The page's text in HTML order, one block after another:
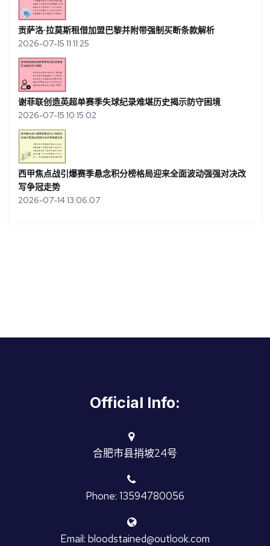
贡萨洛·拉莫斯租借加盟巴黎并附带强制买断条款解析
2026-07-15 11:11:25
谢菲联创造英超单赛季失球纪录难堪历史揭示防守困境
2026-07-15 10:15:02
西甲焦点战引爆赛季悬念积分榜格局迎来全面波动强强对决改
写争冠走势
2026-07-14 13:06:07
Official Info:
合肥市县捎坡24号
Phone: 13594780056
Email: bloodstained@outlook.com